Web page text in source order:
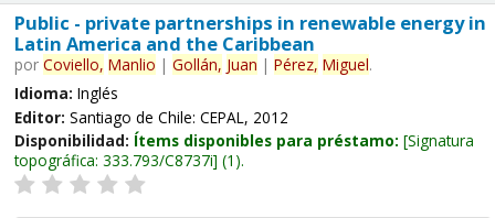
Public - private partnerships in renewable energy in
Latin America and the Caribbean
por Coviello, Manlio | Gollán, Juan | Pérez, Miguel.
Idioma: Inglés
Editor: Santiago de Chile: CEPAL, 2012
Disponibilidad: Ítems disponibles para préstamo: Signatura
topográfica: 333.793/C8737i (1).